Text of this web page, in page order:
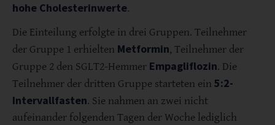
hohe Cholesterinwerte.
Die Einteilung erfolgte in drei Gruppen. Teilnehmer
der Gruppe 1 erhielten Metformin, Teilnehmer der
Gruppe 2 den SGLT2-Hemmer Empagliflozin. Die
Teilnehmer der dritten Gruppe starteten ein 5:2-
Intervallfasten. Sie nahmen an zwei nicht
aufeinander folgenden Tagen der Woche lediglich